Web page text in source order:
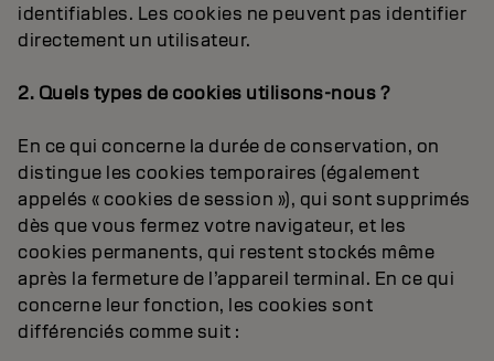
identifiables. Les cookies ne peuvent pas identifier
directement un utilisateur.
2. Quels types de cookies utilisons-nous ?
En ce qui concerne la durée de conservation, on
distingue les cookies temporaires (également
appelés « cookies de session »), qui sont supprimés
dès que vous fermez votre navigateur, et les
cookies permanents, qui restent stockés même
après la fermeture de l’appareil terminal. En ce qui
concerne leur fonction, les cookies sont
différenciés comme suit :